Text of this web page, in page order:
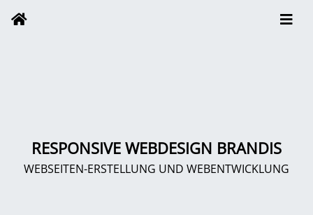
RESPONSIVE WEBDESIGN BRANDIS
WEBSEITEN-ERSTELLUNG UND WEBENTWICKLUNG